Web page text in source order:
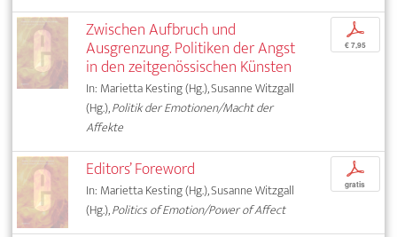
Zwischen Aufbruch und
Ausgrenzung. Politiken der Angst
in den zeitgenössischen Künsten
In: Marietta Kesting (Hg.), Susanne Witzgall
(Hg.),Politik der Emotionen/Macht der
Affekte
p
€ 7,95
Editors’ Foreword
In: Marietta Kesting (Hg.), Susanne Witzgall
(Hg.),Politics of Emotion/Power of Affect
p
gratis